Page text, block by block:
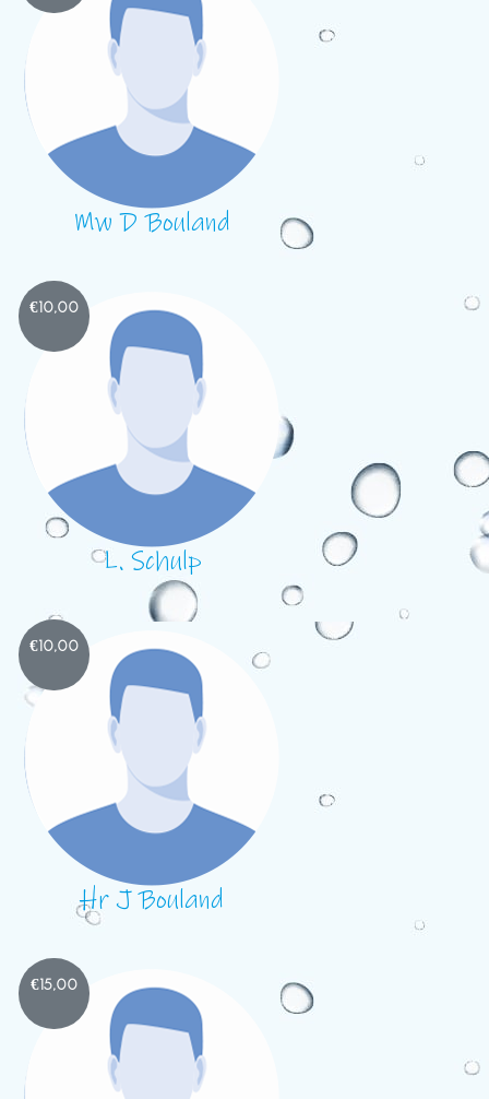
Mw D Bouland
€10,00
L. Schulp
€10,00
Hr J Bouland
€15,00